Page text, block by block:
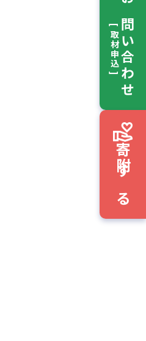
お問い合わせ
[ 取材申込 ]
寄附する